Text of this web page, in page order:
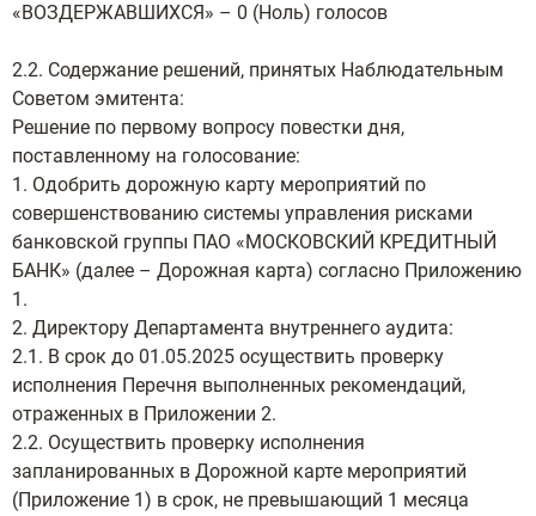
«ВОЗДЕРЖАВШИХСЯ» – 0 (Ноль) голосов
2.2. Содержание решений, принятых Наблюдательным
Советом эмитента:
Решение по первому вопросу повестки дня,
поставленному на голосование:
1. Одобрить дорожную карту мероприятий по
совершенствованию системы управления рисками
банковской группы ПАО «МОСКОВСКИЙ КРЕДИТНЫЙ
БАНК» (далее – Дорожная карта) согласно Приложению
1.
2. Директору Департамента внутреннего аудита:
2.1. В срок до 01.05.2025 осуществить проверку
исполнения Перечня выполненных рекомендаций,
отраженных в Приложении 2.
2.2. Осуществить проверку исполнения
запланированных в Дорожной карте мероприятий
(Приложение 1) в срок, не превышающий 1 месяца